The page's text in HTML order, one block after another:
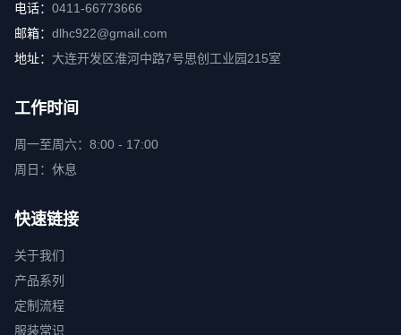
电话： 0411-66773666
邮箱： dlhc922@gmail.com
地址： 大连开发区淮河中路7号思创工业园215室
工作时间
周一至周六：8:00 - 17:00
周日：休息
快速链接
关于我们
产品系列
定制流程
服装常识